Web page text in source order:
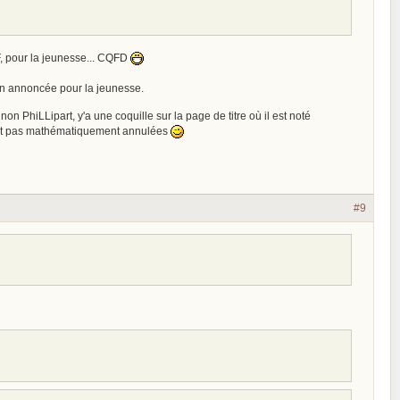
pour la jeunesse... CQFD
annoncée pour la jeunesse.
PhiLLipart, y'a une coquille sur la page de titre où il est noté
pas mathématiquement annulées
#9